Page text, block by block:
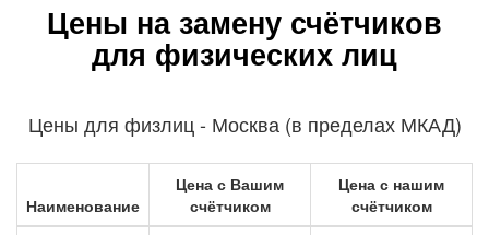
Цены на замену счётчиков
для физических лиц
Цены для физлиц - Москва (в пределах МКАД)
Наименование
Цена с Вашим
счётчиком
Цена с нашим
счётчиком